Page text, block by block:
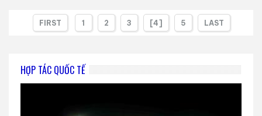
FIRST 1 2 3 [4] 5 LAST
HỢP TÁC QUỐC TẾ